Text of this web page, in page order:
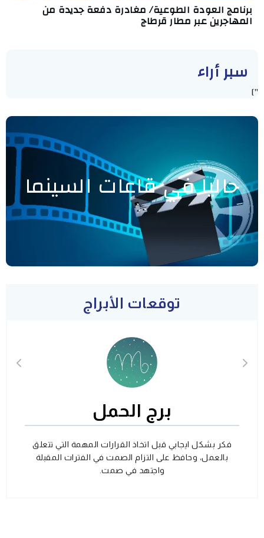
برنامج العودة الطوعية/ مغادرة دفعة جديدة من
المهاجرين عبر مطار قرطاج
سبر أراء
"]
حاليا في قاعات السينما
توقعات الأبراج
برج الحمل
فكر بشكل ايجابي قبل اتخاذ القرارات المهمة التي تتعلق
بالعمل، وحافظ على التزام الصمت في الفترات المقبلة
واجتهد في صمت.